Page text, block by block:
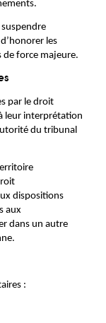
les
de force majeure.
par le droit
leur interprétation
du tribunal
dispositions
aux
dans un autre
: